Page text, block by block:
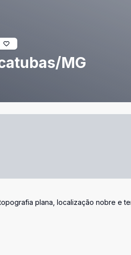
MG
plana, localização nobre e